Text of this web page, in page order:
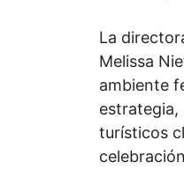
La
Melissa
ambiente
turísticos